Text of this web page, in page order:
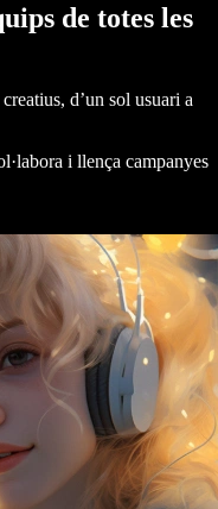
de totes les
d’un sol usuari a
i llença campanyes